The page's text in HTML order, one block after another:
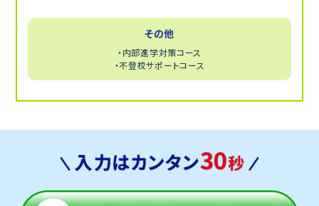
その他
・内部進学対策コース
・不登校サポートコース